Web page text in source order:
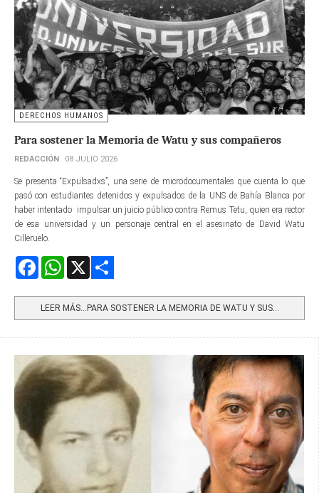
DERECHOS HUMANOS
Para sostener la Memoria de Watu y sus compañeros
REDACCIÓN 08 JULIO 2026
Se presenta “Expulsadxs”, una serie de microdocumentales que cuenta lo que
pasó con estudiantes detenidos y expulsados de la UNS de Bahía Blanca por
haber intentado impulsar un juicio público contra Remus Tetu, quien era rector
de esa universidad y un personaje central en el asesinato de David Watu
Cilleruelo.
FacebookWhatsApp
LEER MÁS…PARA SOSTENER LA MEMORIA DE WATU Y SUS...